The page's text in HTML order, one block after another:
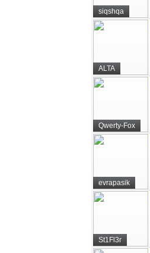
siqshqa
ALTA
Qwerty-Fox
evrapasik
St1Fl3r